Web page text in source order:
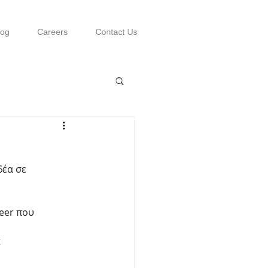
Careers Contact Us
σε
που